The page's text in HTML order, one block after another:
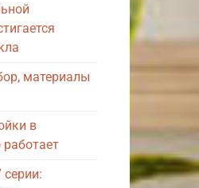
материалы
в
работает